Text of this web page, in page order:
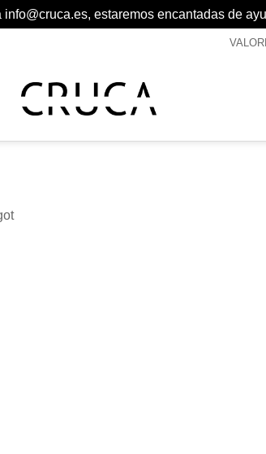
estaremos encantadas de